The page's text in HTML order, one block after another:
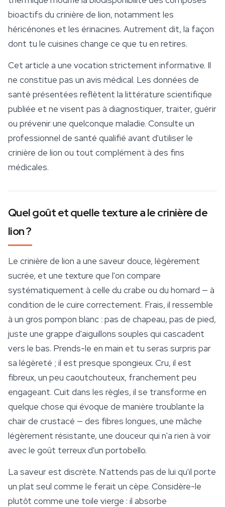
bioactifs du crinière de lion, notamment les
héricénones et les érinacines. Autrement dit, la façon
dont tu le cuisines change ce que tu en retires.
Cet article a une vocation strictement informative. Il
ne constitue pas un avis médical. Les données de
santé présentées reflètent la littérature scientifique
publiée et ne visent pas à diagnostiquer, traiter, guérir
ou prévenir une quelconque maladie. Consulte un
professionnel de santé qualifié avant d'utiliser le
crinière de lion ou tout complément à des fins
médicales.
Quel goût et quelle texture a le crinière de
lion ?
Le crinière de lion a une saveur douce, légèrement
sucrée, et une texture que l'on compare
systématiquement à celle du crabe ou du homard — à
condition de le cuire correctement. Frais, il ressemble
à un gros pompon blanc : pas de chapeau, pas de pied,
juste une grappe d'aiguillons souples qui cascadent
vers le bas. Prends-le en main et tu seras surpris par
sa légèreté ; il est presque spongieux. Cru, il est
fibreux, un peu caoutchouteux, franchement peu
engageant. Cuit dans les règles, il se transforme en
quelque chose qui évoque de manière troublante la
chair de crustacé — des fibres longues, une mâche
légèrement résistante, une douceur qui n'a rien à voir
avec le goût terreux d'un portobello.
La saveur est discrète. N'attends pas de lui qu'il porte
un plat seul comme le ferait un cèpe. Considère-le
plutôt comme une toile vierge : il absorbe